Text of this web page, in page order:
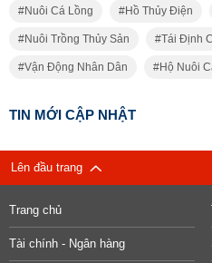
Nuôi Cá Lồng Hồ Thủy Điện
Nuôi Trồng Thủy Sản Tái Định
Vận Động Nhân Dân Hộ Nuôi
TIN MỚI CẬP NHẬT
Lên đầu trang
Trang chủ
Tài chính - Ngân hàng